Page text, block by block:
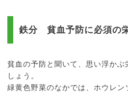
鉄分 貧血予防に必須の
貧血の予防と聞いて、思い浮か
しょう。
緑黄色野菜のなかでは、ホウレ